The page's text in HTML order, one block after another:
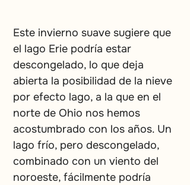
Este invierno suave sugiere que
el lago Erie podría estar
descongelado, lo que deja
abierta la posibilidad de la nieve
por efecto lago, a la que en el
norte de Ohio nos hemos
acostumbrado con los años. Un
lago frío, pero descongelado,
combinado con un viento del
noroeste, fácilmente podría